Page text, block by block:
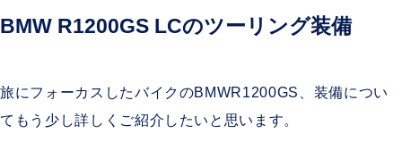
BMW R1200GS LCのツーリング装備
旅にフォーカスしたバイクのBMWR1200GS、装備につい
てもう少し詳しくご紹介したいと思います。